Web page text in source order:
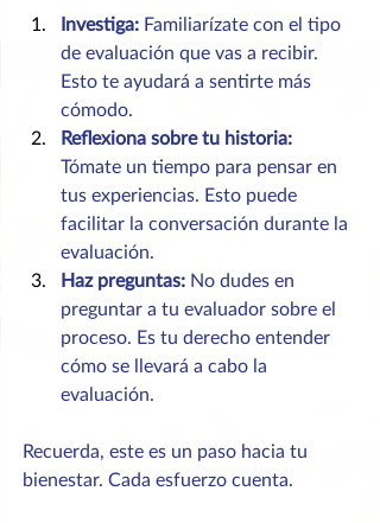
Investiga: Familiarízate con el tipo
de evaluación que vas a recibir.
Esto te ayudará a sentirte más
cómodo.
Reflexiona sobre tu historia:
Tómate un tiempo para pensar en
tus experiencias. Esto puede
facilitar la conversación durante la
evaluación.
Haz preguntas: No dudes en
preguntar a tu evaluador sobre el
proceso. Es tu derecho entender
cómo se llevará a cabo la
evaluación.
Recuerda, este es un paso hacia tu
bienestar. Cada esfuerzo cuenta.